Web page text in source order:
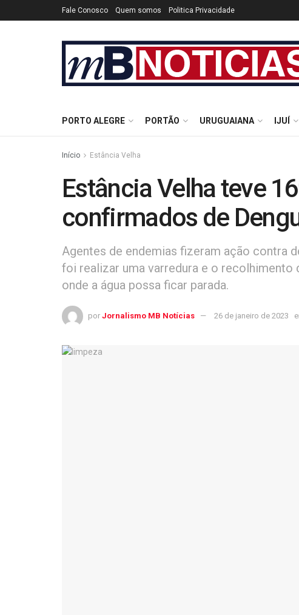
Fale Conosco Quem somos Politica Privacidade
PORTO ALEGRE PORTÃO URUGUAIANA IJUÍ
Início Estância Velha
Estância Velha teve
confirmados de
Agentes de endemias fizeram ação contra
foi realizar uma varredura e o
onde a água possa ficar parada.
por Jornalismo MB Notícias 26 de janeiro de 2023